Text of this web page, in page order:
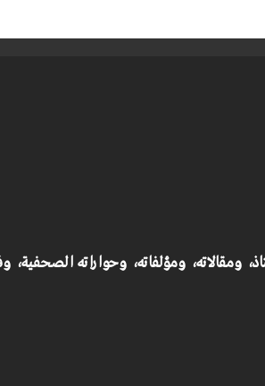
ومقالاته، ومؤلفاته، وحواراته الصحفية،